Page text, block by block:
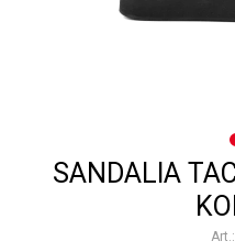
SANDALIA